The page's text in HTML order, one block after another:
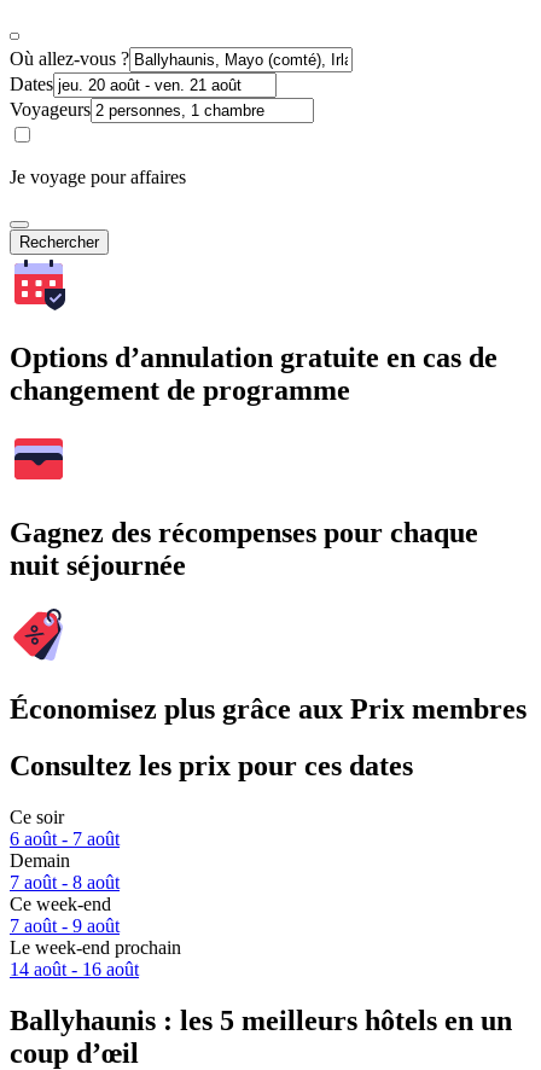
Où allez-vous ?
Dates
Voyageurs
Je voyage pour affaires
Rechercher
Options d’annulation gratuite en cas de
changement de programme
Gagnez des récompenses pour chaque
nuit séjournée
Économisez plus grâce aux Prix membres
Consultez les prix pour ces dates
Ce soir
6 août - 7 août
Demain
7 août - 8 août
Ce week-end
7 août - 9 août
Le week-end prochain
14 août - 16 août
Ballyhaunis : les 5 meilleurs hôtels en un
coup d’œil